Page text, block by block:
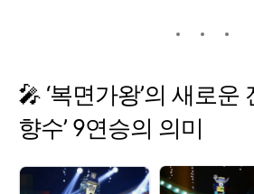
🎤 ‘복면가왕’의 새로운
향수’ 9연승의 의미